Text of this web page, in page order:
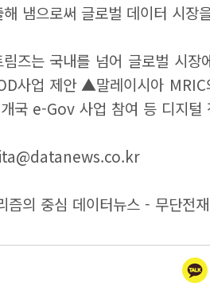
냄으로써 글로벌 데이터 시장
림즈는 국내를 넘어 글로벌 시
사업 제안 ▲말레이시아
국 e-Gov 사업 참여 등 디지털
의 중심 데이터뉴스 - 무단전